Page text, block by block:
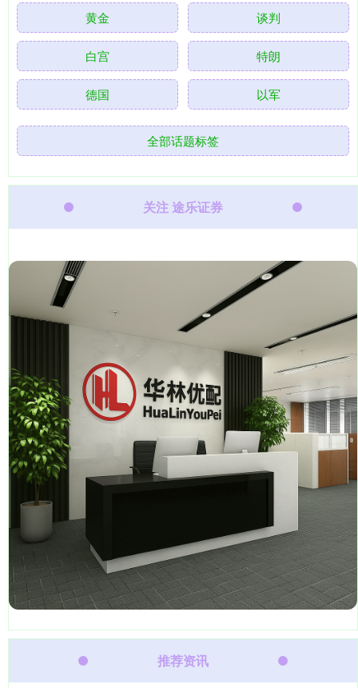
黄金 谈判
白宫 特朗
德国 以军
全部话题标签
关注 途乐证券
推荐资讯